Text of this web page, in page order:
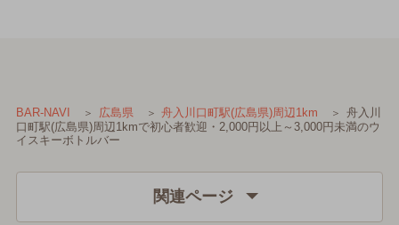
BAR-NAVI 広島県 舟入川口町駅(広島県)周辺1km
舟入川
口町駅(広島県)周辺1kmで初心者歓迎・2,000円以上～3,000円未満のウ
イスキーボトルバー
関連ページ